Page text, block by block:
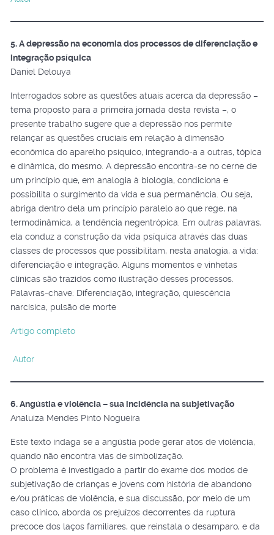
5. A depressão na economia dos processos de diferenciação e
integração psíquica
Daniel Delouya
Interrogados sobre as questões atuais acerca da depressão –
tema proposto para a primeira jornada desta revista –, o
presente trabalho sugere que a depressão nos permite
relançar as questões cruciais em relação à dimensão
econômica do aparelho psíquico, integrando-a a outras, tópica
e dinâmica, do mesmo. A depressão encontra-se no cerne de
um princípio que, em analogia à biologia, condiciona e
possibilita o surgimento da vida e sua permanência. Ou seja,
abriga dentro dela um princípio paralelo ao que rege, na
termodinâmica, a tendência negentrópica. Em outras palavras,
ela conduz a construção da vida psíquica através das duas
classes de processos que possibilitam, nesta analogia, a vida:
diferenciação e integração. Alguns momentos e vinhetas
clínicas são trazidos como ilustração desses processos.
Palavras-chave: Diferenciação, integração, quiescência
narcísica, pulsão de morte
Artigo completo
Autor
6. Angústia e violência – sua incidência na subjetivação
Analuiza Mendes Pinto Nogueira
Este texto indaga se a angústia pode gerar atos de violência,
quando não encontra vias de simbolização.
O problema é investigado a partir do exame dos modos de
subjetivação de crianças e jovens com história de abandono
e/ou práticas de violência, e sua discussão, por meio de um
caso clínico, aborda os prejuízos decorrentes da ruptura
precoce dos laços familiares, que reinstala o desamparo, e da